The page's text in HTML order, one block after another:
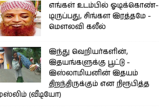
எங்கள் உடம்பில் ஓடிக்­கொண்­
டி­ருப்­பது, சிங்­கள இரத்­தமே -
மௌலவி கலீல்
இந்து வெறியர்களின்,
இதயங்களுக்கு பூட்டு -
இஸ்லாமியனின் இதயம்
திறந்திருக்கும் என நிரூபித்த
(வீடியோ)